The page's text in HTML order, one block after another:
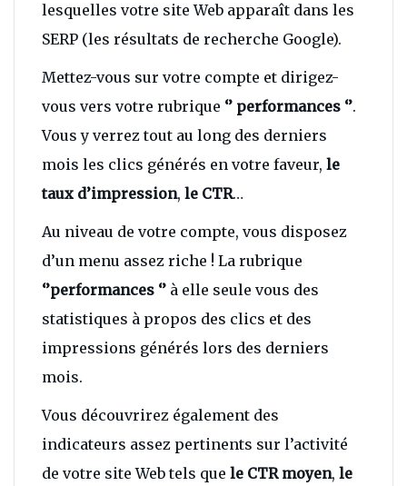
lesquelles votre site Web apparaît dans les
SERP (les résultats de recherche Google).
Mettez-vous sur votre compte et dirigez-
vous vers votre rubrique ‘’ performances ‘’.
Vous y verrez tout au long des derniers
mois les clics générés en votre faveur, le
taux d’impression, le CTR…
Au niveau de votre compte, vous disposez
d’un menu assez riche ! La rubrique
‘’performances ‘’ à elle seule vous des
statistiques à propos des clics et des
impressions générés lors des derniers
mois.
Vous découvrirez également des
indicateurs assez pertinents sur l’activité
de votre site Web tels que le CTR moyen, le